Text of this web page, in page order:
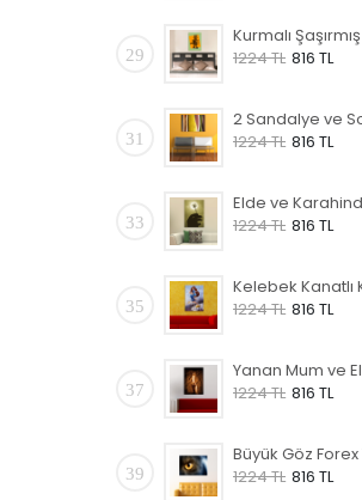
29
1224 TL 816 TL
31
1224 TL 816 TL
33
1224 TL 816 TL
35
1224 TL 816 TL
37
1224 TL 816 TL
39
1224 TL 816 TL